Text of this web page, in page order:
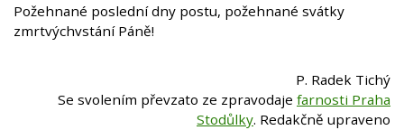
Požehnané poslední dny postu, požehnané svátky
zmrtvýchvstání Páně!
P. Radek Tichý
​Se svolením převzato ze zpravodaje farnosti Praha
Stodůlky. Redakčně upraveno